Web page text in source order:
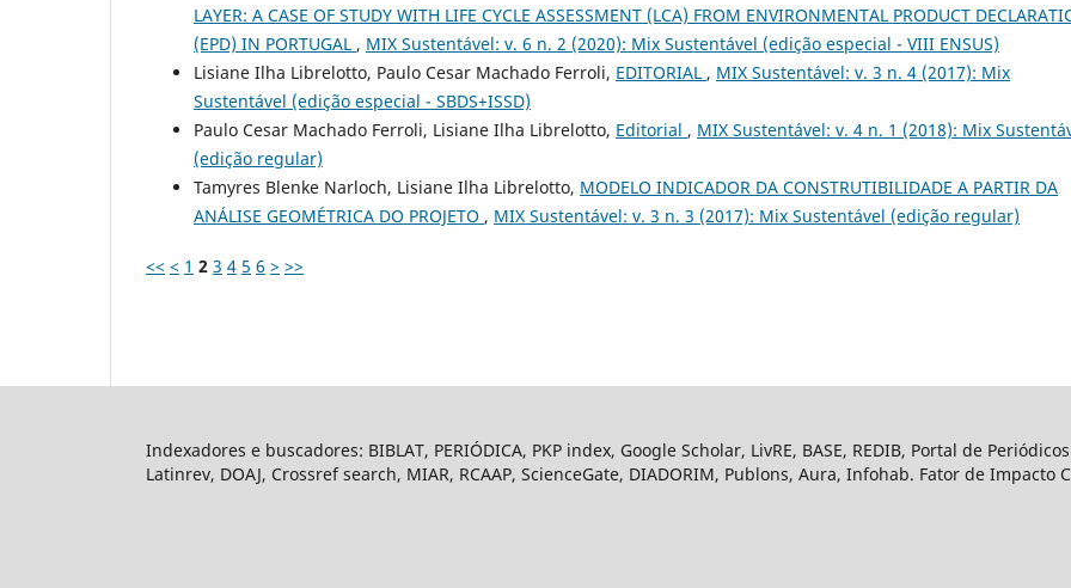
LAYER: A CASE OF STUDY WITH LIFE CYCLE ASSESSMENT (LCA) FROM ENVIRONMENTAL PRODUCT
(EPD) IN PORTUGAL , MIX Sustentável: v. 6 n. 2 (2020): Mix Sustentável (edição especial - VIII ENSUS)
Lisiane Ilha Librelotto, Paulo Cesar Machado Ferroli, EDITORIAL , MIX Sustentável: v. 3 n. 4 (2017): Mix
Sustentável (edição especial - SBDS+ISSD)
Paulo Cesar Machado Ferroli, Lisiane Ilha Librelotto, Editorial , MIX Sustentável: v. 4 n. 1 (2018): Mix
(edição regular)
Tamyres Blenke Narloch, Lisiane Ilha Librelotto, MODELO INDICADOR DA CONSTRUTIBILIDADE A PARTIR DA
ANÁLISE GEOMÉTRICA DO PROJETO , MIX Sustentável: v. 3 n. 3 (2017): Mix Sustentável (edição regular)
<< < 1 2 3 4 5 6 > >>
Indexadores e buscadores: BIBLAT, PERIÓDICA, PKP index, Google Scholar, LivRE, BASE, REDIB, Portal de Periódicos
Latinrev, DOAJ, Crossref search, MIAR, RCAAP, ScienceGate, DIADORIM, Publons, Aura, Infohab. Fator de Impacto